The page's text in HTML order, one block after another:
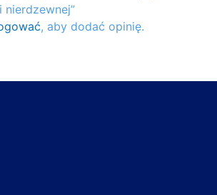
, aby dodać opinię.